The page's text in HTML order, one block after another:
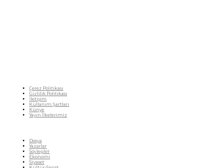
Çerez Politikası
Gizlilik Politikası
İletişim
Kullanım Şartları
Künye
Yayın İlkelerimiz
Dosya
Yazarlar
Söyleşiler
Ekonomi
Siyaset